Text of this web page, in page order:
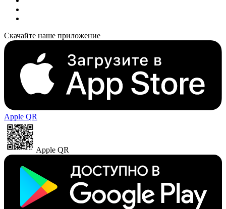
Скачайте наше приложение
Apple QR
Apple QR